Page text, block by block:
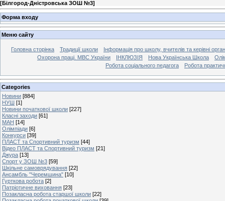
[Білгород-Дністровська ЗОШ №3]
Форма входу
Меню сайту
Головна сторінка Традиції школи
Інформація про школу, вчителів та керівні
Охорона праці. МВС України
ІНКЛЮЗІЯ Нова Українська Школа
Робота соціального педагога
Робота
Categories
Новини [884]
НУШ [1]
Новини початкової школи [227]
Класні заходи [61]
МАН [14]
Олімпіади [6]
Конкурси [39]
ПЛАСТ та Спортивний туризм [44]
Відео ПЛАСТ та Спортивний туризм [21]
Джура [13]
Спорт у ЗОШ №3 [59]
Шкільне самоврядування [22]
Ансамбль "Черемшина" [10]
Гурткова робота [2]
Патріотичне виховання [23]
Позакласна робота старшої школи [22]